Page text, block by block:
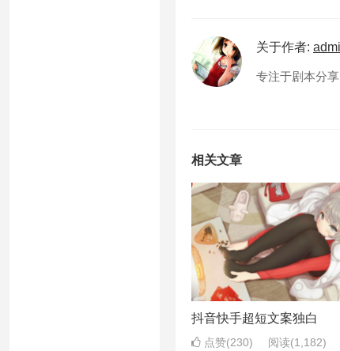
关于作者:
专注于剧本分享
相关文章
抖音快手超短文案独白
点赞(230) 阅读(1,182)